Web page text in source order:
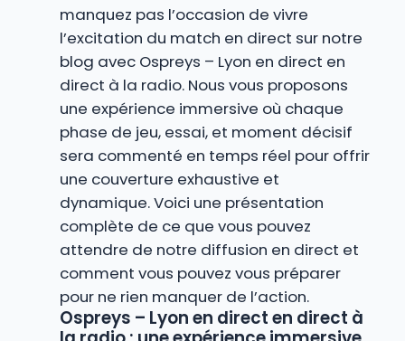
manquez pas l’occasion de vivre
l’excitation du match en direct sur notre
blog avec Ospreys – Lyon en direct en
direct à la radio. Nous vous proposons
une expérience immersive où chaque
phase de jeu, essai, et moment décisif
sera commenté en temps réel pour offrir
une couverture exhaustive et
dynamique. Voici une présentation
complète de ce que vous pouvez
attendre de notre diffusion en direct et
comment vous pouvez vous préparer
pour ne rien manquer de l’action.
Ospreys – Lyon en direct en direct à